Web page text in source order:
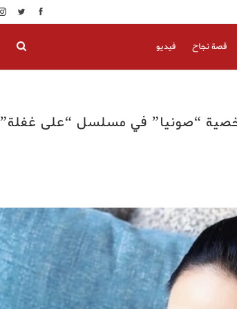
قصة نجاح فيديو
“صونيا” في مسلسل “على غفلة”